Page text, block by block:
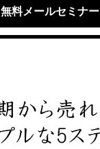
無料メールセミナー